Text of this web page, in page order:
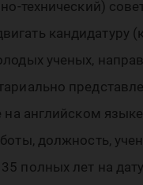
технический)
кандидатуру
ученых,
английском
должность,
полных лет на